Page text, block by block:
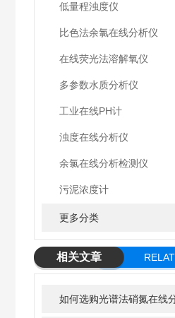
低量程浊度仪
比色法余氯在线分析仪
在线荧光法溶解氧仪
多参数水质分析仪
工业在线PH计
浊度在线分析仪
余氯在线分析检测仪
污泥浓度计
更多分类
相关文章